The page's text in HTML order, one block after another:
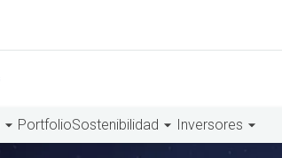
PortfolioSostenibilidad Inversores